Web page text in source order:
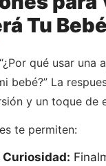
Tu
qué usar una
bebé?” La
y un toque de
te permiten: